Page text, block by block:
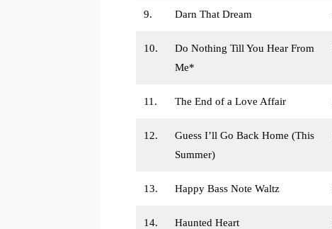
9. Darn That Dream
10.
Do Nothing Till You Hear From
Me*
11. The End of a Love Affair
12.
Guess I’ll Go Back Home (This
Summer)
13. Happy Bass Note Waltz
14. Haunted Heart